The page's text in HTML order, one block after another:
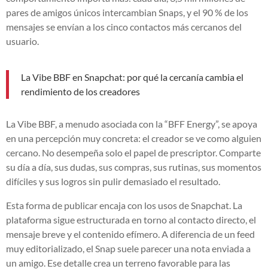
pares de amigos únicos intercambian Snaps, y el 90 % de los
mensajes se envían a los cinco contactos más cercanos del
usuario.
La Vibe BBF en Snapchat: por qué la cercanía cambia el
rendimiento de los creadores
La Vibe BBF, a menudo asociada con la “BFF Energy”, se apoya
en una percepción muy concreta: el creador se ve como alguien
cercano. No desempeña solo el papel de prescriptor. Comparte
su día a día, sus dudas, sus compras, sus rutinas, sus momentos
difíciles y sus logros sin pulir demasiado el resultado.
Esta forma de publicar encaja con los usos de Snapchat. La
plataforma sigue estructurada en torno al contacto directo, el
mensaje breve y el contenido efímero. A diferencia de un feed
muy editorializado, el Snap suele parecer una nota enviada a
un amigo. Ese detalle crea un terreno favorable para las